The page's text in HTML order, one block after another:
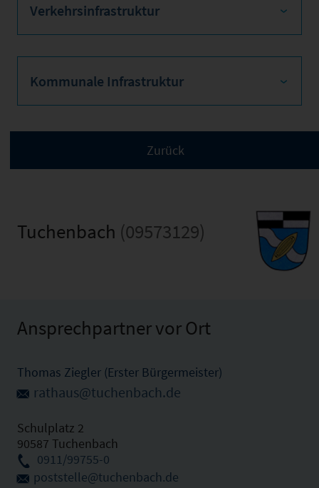
Verkehrsinfrastruktur
Kommunale Infrastruktur
Tuchenbach (09573129)
Ansprechpartner vor Ort
Thomas Ziegler (Erster Bürgermeister)
rathaus@tuchenbach.de
Schulplatz 2
90587 Tuchenbach
0911/99755-0
poststelle@tuchenbach.de